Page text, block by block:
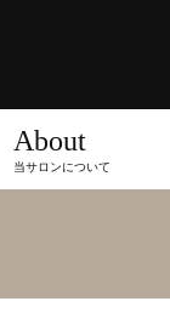
About
当サロンについて